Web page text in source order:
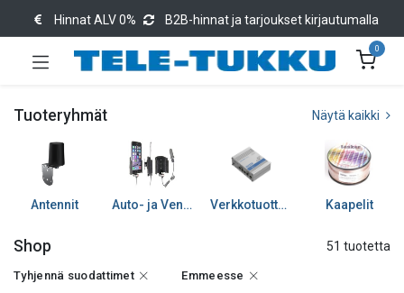
Hinnat ALV 0% B2B-hinnat ja tarjoukset kirjautumalla
0
Tuoteryhmät Näytä kaikki
Antennit Auto- ja Venetarvikkeet Verkkotuotteet Kaapelit
Shop 51 tuotetta
Tyhjennä suodattimet Emmeesse